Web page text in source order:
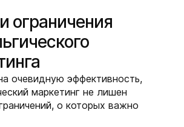
ограничения
очевидную эффективность,
маркетинг не лишен
о которых важно